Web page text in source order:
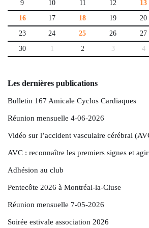
9
10 11 12 13
16
17 18 19 20
23
24 25 26 27
30
1 2 3 4
Les dernières publications
Bulletin 167 Amicale Cyclos Cardiaques
Réunion mensuelle 4-06-2026
Vidéo sur l’accident vasculaire cérébral
AVC : reconnaître les premiers signes et agir
Adhésion au club
Pentecôte 2026 à Montréal-la-Cluse
Réunion mensuelle 7-05-2026
Soirée estivale association 2026